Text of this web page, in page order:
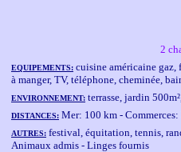
2
EQUIPEMENTS: cuisine américaine
à manger, TV, téléphone, cheminée,
ENVIRONNEMENT: terrasse, jardin
DISTANCES: Mer: 100 km -
AUTRES: festival, équitation, tennis,
Animaux admis - Linges fournis